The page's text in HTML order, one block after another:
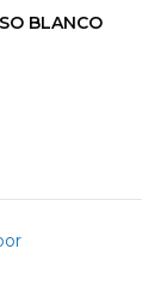
BLANCO